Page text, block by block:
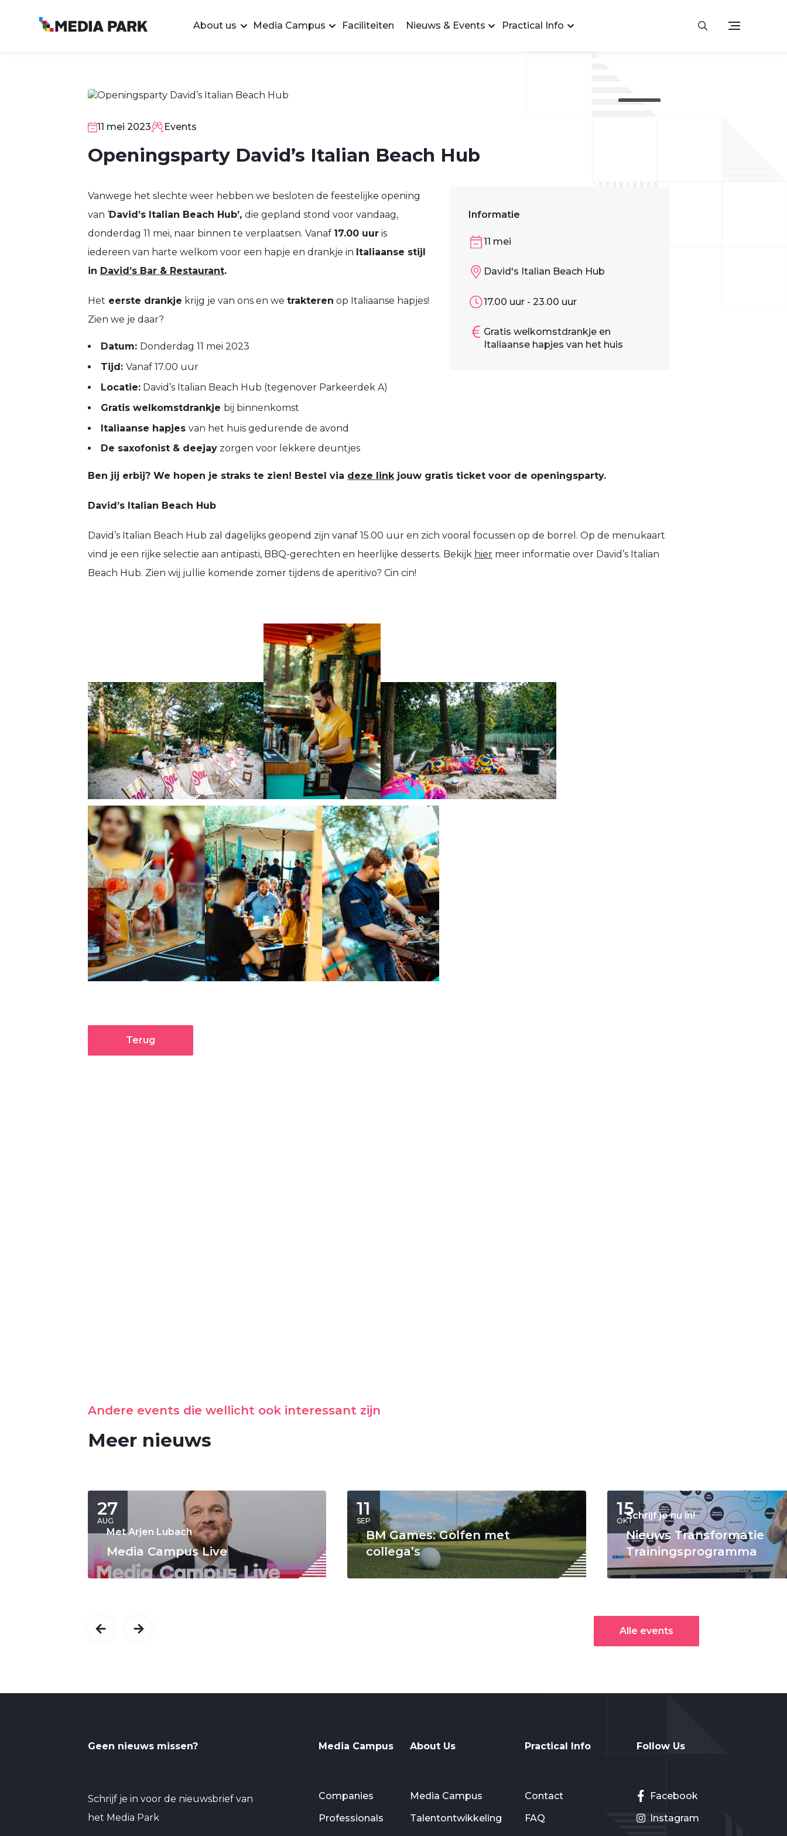
About us Media Campus Faciliteiten Nieuws & Events Practical Info
11
MEI
11 mei 2023 Events
Openingsparty David’s Italian Beach Hub
Informatie
11 mei
David's Italian Beach Hub
17.00 uur - 23.00 uur
Gratis welkomstdrankje en
Italiaanse hapjes van het huis
Vanwege het slechte weer hebben we besloten de feestelijke opening
van ‘David’s Italian Beach Hub’, die gepland stond voor vandaag,
donderdag 11 mei, naar binnen te verplaatsen. Vanaf 17.00 uur is
iedereen van harte welkom voor een hapje en drankje in Italiaanse stijl
in David’s Bar & Restaurant.
Het eerste drankje krijg je van ons en we trakteren op Italiaanse hapjes!
Zien we je daar?
Datum: Donderdag 11 mei 2023
Tijd: Vanaf 17.00 uur
Locatie: David’s Italian Beach Hub (tegenover Parkeerdek A)
Gratis welkomstdrankje bij binnenkomst
Italiaanse hapjes van het huis gedurende de avond
De saxofonist & deejay zorgen voor lekkere deuntjes
Ben jij erbij? We hopen je straks te zien! Bestel via deze link jouw gratis ticket voor de openingsparty.
David’s Italian Beach Hub
David’s Italian Beach Hub zal dagelijks geopend zijn vanaf 15.00 uur en zich vooral focussen op de borrel. Op de menukaart
vind je een rijke selectie aan antipasti, BBQ-gerechten en heerlijke desserts. Bekijk hier meer informatie over David’s Italian
Beach Hub. Zien wij jullie komende zomer tijdens de aperitivo? Cin cin!
Terug
Andere events die wellicht ook interessant zijn
Meer nieuws
27
AUG
Met Arjen Lubach
Media Campus Live
11
SEP
BM Games: Golfen met
collega’s
15
OKTSchrijf je nu in!
Nieuws Transformatie
Trainingsprogramma
Alle events
Geen nieuws missen?
Schrijf je in voor de nieuwsbrief van
het Media Park
Media Campus
Companies
Professionals
About Us
Media Campus
Talentontwikkeling
Practical Info
Contact
FAQ
Follow Us
Facebook
Instagram